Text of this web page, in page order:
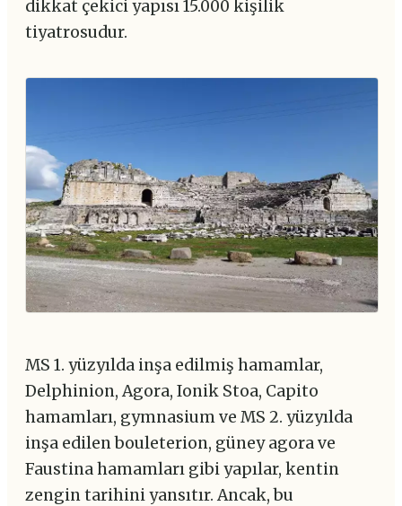
dikkat çekici yapısı 15.000 kişilik
tiyatrosudur.
MS 1. yüzyılda inşa edilmiş hamamlar,
Delphinion, Agora, Ionik Stoa, Capito
hamamları, gymnasium ve MS 2. yüzyılda
inşa edilen bouleterion, güney agora ve
Faustina hamamları gibi yapılar, kentin
zengin tarihini yansıtır. Ancak, bu